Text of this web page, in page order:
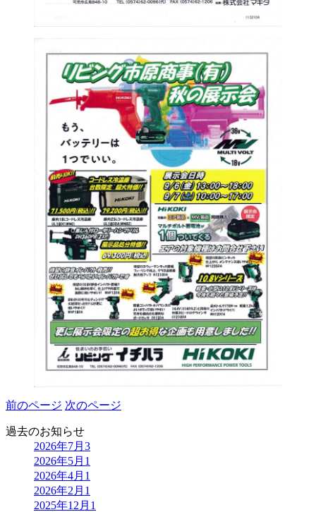
前のページ 次のページ
過去のお知らせ
2026年7月 3
2026年5月 1
2026年4月 1
2026年2月 1
2025年12月 1